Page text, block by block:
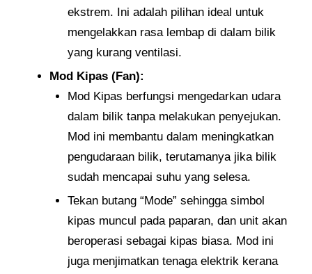
ekstrem. Ini adalah pilihan ideal untuk
mengelakkan rasa lembap di dalam bilik
yang kurang ventilasi.
Mod Kipas (Fan):
Mod Kipas berfungsi mengedarkan udara
dalam bilik tanpa melakukan penyejukan.
Mod ini membantu dalam meningkatkan
pengudaraan bilik, terutamanya jika bilik
sudah mencapai suhu yang selesa.
Tekan butang “Mode” sehingga simbol
kipas muncul pada paparan, dan unit akan
beroperasi sebagai kipas biasa. Mod ini
juga menjimatkan tenaga elektrik kerana